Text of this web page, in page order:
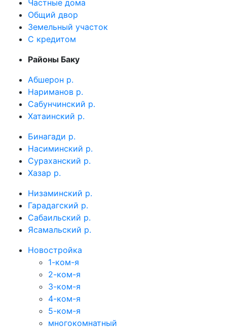
Частные дома
Общий двор
Земельный участок
C кредитом
Районы Баку
Абшерон р.
Нариманов р.
Сабунчинский р.
Хатаинский р.
Бинагади р.
Насиминский р.
Сураханский р.
Хазар р.
Низаминский р.
Гарадагский р.
Сабаильский р.
Ясамальский р.
Новостройка
1-ком-я
2-ком-я
3-ком-я
4-ком-я
5-ком-я
многокомнатный